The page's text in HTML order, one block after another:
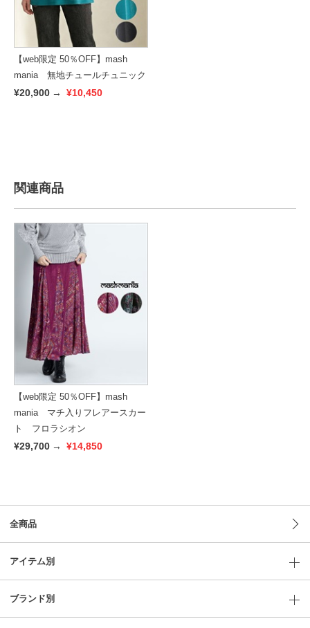
【web限定 50％OFF】mash
mania 無地チュールチュニック
¥20,900 → ¥10,450
関連商品
【web限定 50％OFF】mash
mania マチ入りフレアースカー
ト フロラシオン
¥29,700 → ¥14,850
全商品
アイテム別
ブランド別